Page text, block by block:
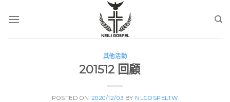
其他活動
201512 回顧
POSTED ON 2020/12/03 BY NLGOSPELTW